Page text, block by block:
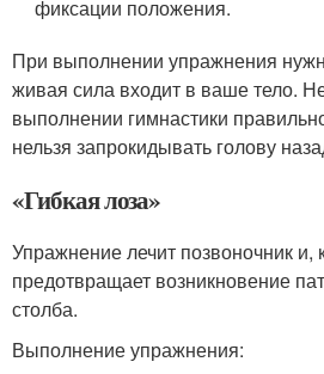
фиксации положения.
При выполнении упражнения
живая сила входит в ваше тело.
выполнении гимнастики
нельзя запрокидывать голову
«Гибкая лоза»
Упражнение лечит позвоночник и,
предотвращает возникновение
столба.
Выполнение упражнения: